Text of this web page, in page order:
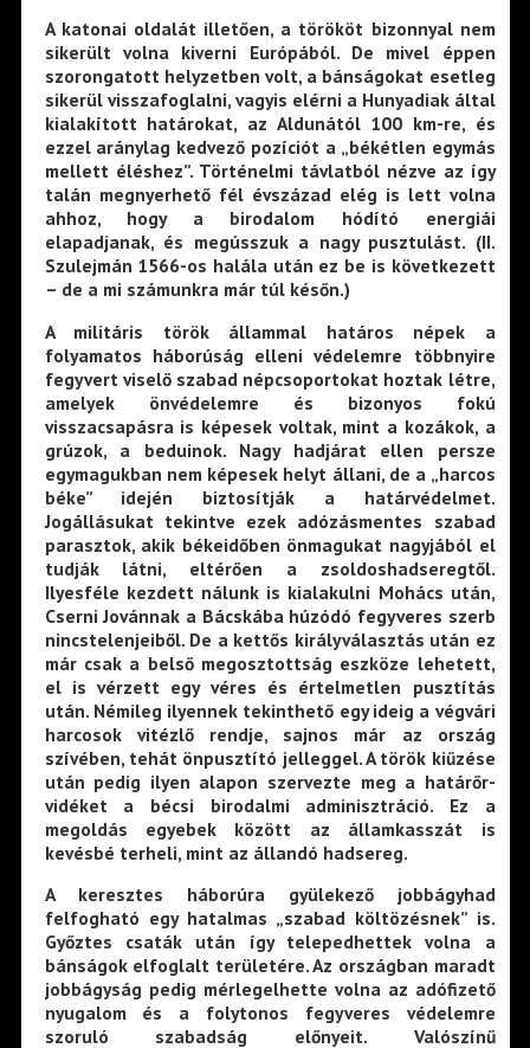
A katonai oldalát illetően, a törököt bizonnyal nem
sikerült volna kiverni Európából. De mivel éppen
szorongatott helyzetben volt, a bánságokat esetleg
sikerül visszafoglalni, vagyis elérni a Hunyadiak által
kialakított határokat, az Aldunától 100 km-re, és
ezzel aránylag kedvező pozíciót a „békétlen egymás
mellett éléshez”. Történelmi távlatból nézve az így
talán megnyerhető fél évszázad elég is lett volna
ahhoz, hogy a birodalom hódító energiái
elapadjanak, és megússzuk a nagy pusztulást. (II.
Szulejmán 1566-os halála után ez be is következett
– de a mi számunkra már túl későn.)
A militáris török állammal határos népek a
folyamatos háborúság elleni védelemre többnyire
fegyvert viselő szabad népcsoportokat hoztak létre,
amelyek önvédelemre és bizonyos fokú
visszacsapásra is képesek voltak, mint a kozákok, a
grúzok, a beduinok. Nagy hadjárat ellen persze
egymagukban nem képesek helyt állani, de a „harcos
béke” idején biztosítják a határvédelmet.
Jogállásukat tekintve ezek adózásmentes szabad
parasztok, akik békeidőben önmagukat nagyjából el
tudják látni, eltérően a zsoldoshadseregtől.
Ilyesféle kezdett nálunk is kialakulni Mohács után,
Cserni Jovánnak a Bácskába húzódó fegyveres szerb
nincstelenjeiből. De a kettős királyválasztás után ez
már csak a belső megosztottság eszköze lehetett,
el is vérzett egy véres és értelmetlen pusztítás
után. Némileg ilyennek tekinthető egy ideig a végvári
harcosok vitézlő rendje, sajnos már az ország
szívében, tehát önpusztító jelleggel. A török kiűzése
után pedig ilyen alapon szervezte meg a határőr-
vidéket a bécsi birodalmi adminisztráció. Ez a
megoldás egyebek között az államkasszát is
kevésbé terheli, mint az állandó hadsereg.
A keresztes háborúra gyülekező jobbágyhad
felfogható egy hatalmas „szabad költözésnek” is.
Győztes csaták után így telepedhettek volna a
bánságok elfoglalt területére. Az országban maradt
jobbágyság pedig mérlegelhette volna az adófizető
nyugalom és a folytonos fegyveres védelemre
szoruló szabadság előnyeit. Valószínű